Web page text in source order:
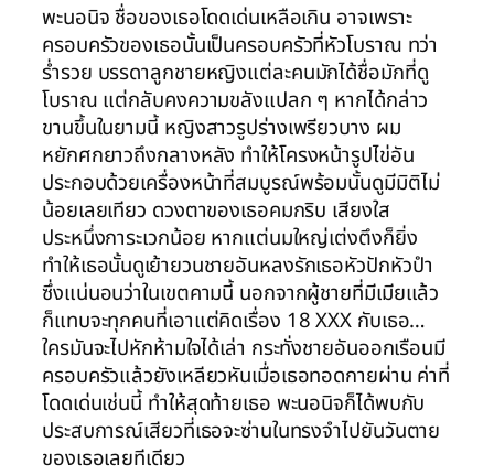
พะนอนิจ ชื่อของเธอโดดเด่นเหลือเกิน อาจเพราะ
ครอบครัวของเธอนั้นเป็นครอบครัวที่หัวโบราณ ทว่า
ร่ำรวย บรรดาลูกชายหญิงแต่ละคนมักได้ชื่อมักที่ดู
โบราณ แต่กลับคงความขลังแปลก ๆ หากได้กล่าว
ขานขึ้นในยามนี้ หญิงสาวรูปร่างเพรียวบาง ผม
หยักศกยาวถึงกลางหลัง ทำให้โครงหน้ารูปไข่อัน
ประกอบด้วยเครื่องหน้าที่สมบูรณ์พร้อมนั้นดูมีมิติไม่
น้อยเลยเทียว ดวงตาของเธอคมกริบ เสียงใส
ประหนึ่งการะเวกน้อย หากแต่นมใหญ่เต่งตึงก็ยิ่ง
ทำให้เธอนั้นดูเย้ายวนชายอันหลงรักเธอหัวปักหัวปำ
ซึ่งแน่นอนว่าในเขตคามนี้ นอกจากผู้ชายที่มีเมียแล้ว
ก็แทบจะทุกคนที่เอาแต่คิดเรื่อง 18 XXX กับเธอ…
ใครมันจะไปหักห้ามใจได้เล่า กระทั่งชายอันออกเรือนมี
ครอบครัวแล้วยังเหลียวหันเมื่อเธอทอดกายผ่าน ค่าที่
โดดเด่นเช่นนี้ ทำให้สุดท้ายเธอ พะนอนิจก็ได้พบกับ
ประสบการณ์เสียวที่เธอจะซ่านในทรงจำไปยันวันตาย
ของเธอเลยทีเดียว